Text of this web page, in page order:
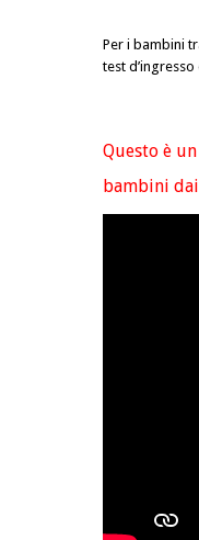
Per i bambini
test
Questo è
bambini